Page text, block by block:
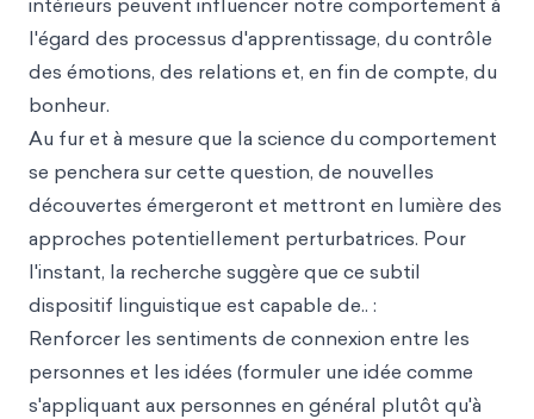
l'égard des processus d'apprentissage, du contrôle
des émotions, des relations et, en fin de compte, du
bonheur.
Au fur et à mesure que la science du comportement
se penchera sur cette question, de nouvelles
découvertes émergeront et mettront en lumière des
approches potentiellement perturbatrices. Pour
l'instant, la recherche suggère que ce subtil
dispositif linguistique est capable de.. :
Renforcer les sentiments de connexion entre les
personnes et les idées (formuler une idée comme
s'appliquant aux personnes en général plutôt qu'à